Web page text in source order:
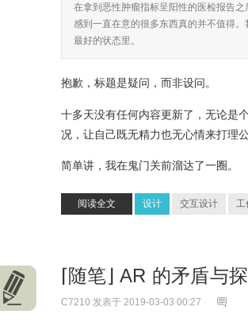
在拿到恶性肿瘤指标呈阳性的医检报告
感到一直在意的很多东西真的并不值得
最好的状态里。
抱歉，标题是疑问，而非设问。
十多天没有任何内容更新了，无论是
况，让自己既无精力也无心情来打理
简单讲，我在鬼门关前溜达了一圈。
阅读全文 设计 交互设计 工
⌈随笔⌋ AR 的矛盾与
C7210 发表于 2019-03-03 00:27